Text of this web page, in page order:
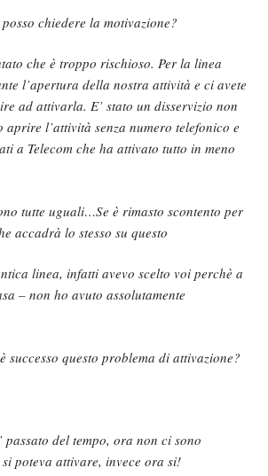
chiedere la motivazione?
che è troppo rischioso. Per la linea
l’apertura della nostra attività e ci avete
ad attivarla. E’ stato un disservizio non
l’attività senza numero telefonico e
a Telecom che ha attivato tutto in meno
tutte uguali…Se è rimasto scontento per
accadrà lo stesso su questo
linea, infatti avevo scelto voi perchè a
– non ho avuto assolutamente
successo questo problema di attivazione?
del tempo, ora non ci sono
poteva attivare, invece ora si!